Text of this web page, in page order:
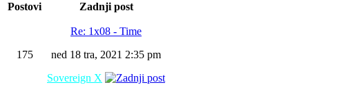
Postovi Zadnji post
175
Re: 1x08 - Time
ned 18 tra, 2021 2:35 pm
Sovereign X